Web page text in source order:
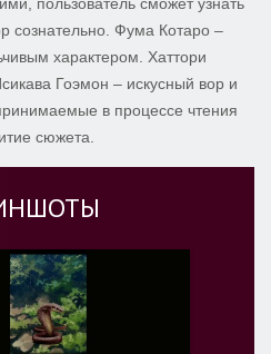
сознательно. Фума Котаро –
характером. Хаттори
Гоэмон – искусный вор и
в процессе чтения
сюжета.